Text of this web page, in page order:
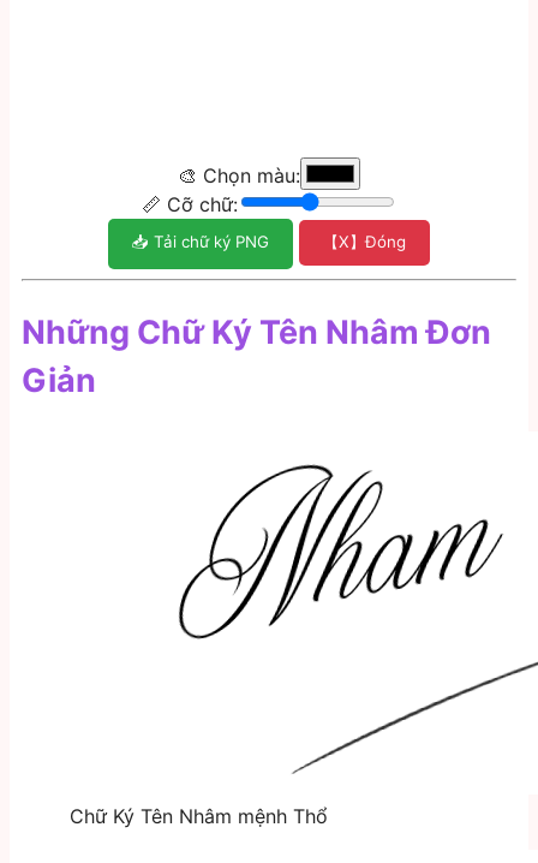
🎨 Chọn màu:
📏 Cỡ chữ:
📥 Tải chữ ký PNG 【X】Đóng
Những Chữ Ký Tên Nhâm Đơn
Giản
Chữ Ký Tên Nhâm mệnh Thổ